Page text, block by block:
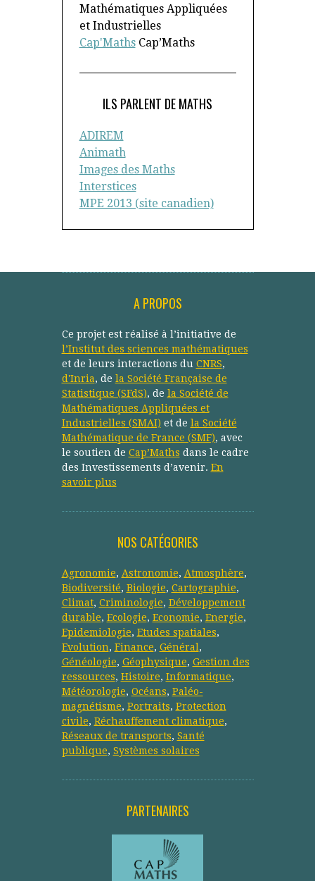
Mathématiques Appliquées
et Industrielles
Cap'MathsCap’Maths
ILS PARLENT DE MATHS
ADIREM
Animath
Images des Maths
Interstices
MPE 2013 (site canadien)
A PROPOS
Ce projet est réalisé à l’initiative de
l’Institut des sciences mathématiques
et de leurs interactions du CNRS,
d'Inria, de la Société Française de
Statistique (SFdS), de la Société de
Mathématiques Appliquées et
Industrielles (SMAI) et de la Société
Mathématique de France (SMF), avec
le soutien de Cap’Maths dans le cadre
des Investissements d’avenir. En
savoir plus
NOS CATÉGORIES
Agronomie, Astronomie, Atmosphère,
Biodiversité, Biologie, Cartographie,
Climat, Criminologie, Développement
durable, Ecologie, Economie, Energie,
Epidemiologie, Etudes spatiales,
Evolution, Finance, Général ,
Généologie, Géophysique, Gestion des
ressources, Histoire, Informatique,
Météorologie, Océans, Paléo-
magnétisme, Portraits, Protection
civile, Réchauffement climatique,
Réseaux de transports, Santé
publique, Systèmes solaires
PARTENAIRES